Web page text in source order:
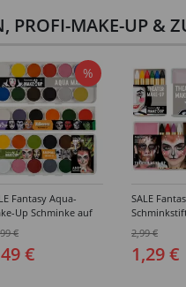
PROFI-MAKE-UP &
%
Fantasy Aqua-
Up Schminke auf
- Verschiedene
€
€
SALE
2,99 €
1,29 €